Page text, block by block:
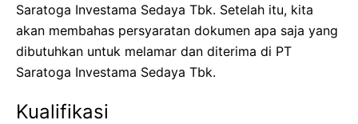
Saratoga Investama Sedaya Tbk. Setelah itu, kita
akan membahas persyaratan dokumen apa saja yang
dibutuhkan untuk melamar dan diterima di PT
Saratoga Investama Sedaya Tbk.
Kualifikasi